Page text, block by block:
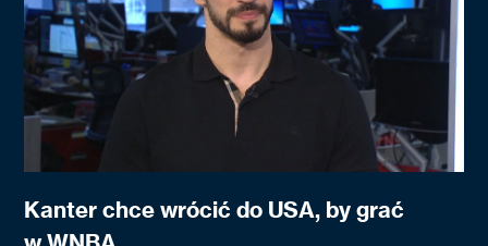
Kanter chce wrócić do USA, by grać